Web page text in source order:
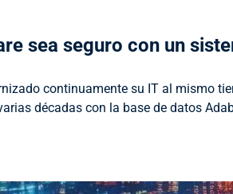
sea seguro con un
continuamente su IT al mismo
décadas con la base de datos